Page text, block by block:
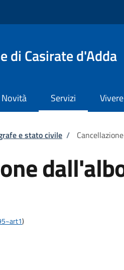
di Casirate d'Adda
Novità Servizi
e stato civile /
)